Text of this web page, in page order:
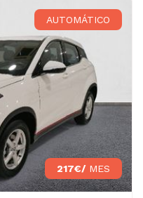
AUTOMÁTICO
217€/ MES